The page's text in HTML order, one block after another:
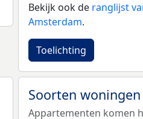
Bekijk ook de ranglijst
Amsterdam.
Toelichting
Soorten woningen
Appartementen komen